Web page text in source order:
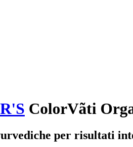
ColorVãti
per risultati